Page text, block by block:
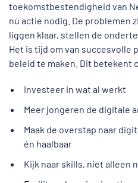
toekomstbestendigheid van
nú actie nodig. De problemen
liggen klaar, stellen de
Het is tijd om van succesvolle
beleid te maken. Dit betekent
Investeer in wat al werkt
Meer jongeren de digitale
Maak de overstap naar
én haalbaar
Kijk naar skills, niet alleen